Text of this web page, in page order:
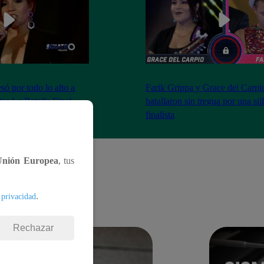
por todo lo alto a
La Batalla Final
Farik Grippa y Grace del
batallaron sin tregua por una
finalista
Europea, tus
.
Rechazar